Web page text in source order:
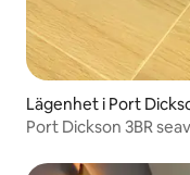
Lägenhet i Port
Port Dickson 3BR